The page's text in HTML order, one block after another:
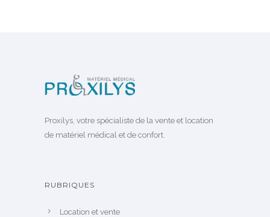
Proxilys, votre spécialiste de la vente et location
de matériel médical et de confort.
RUBRIQUES
Location et vente